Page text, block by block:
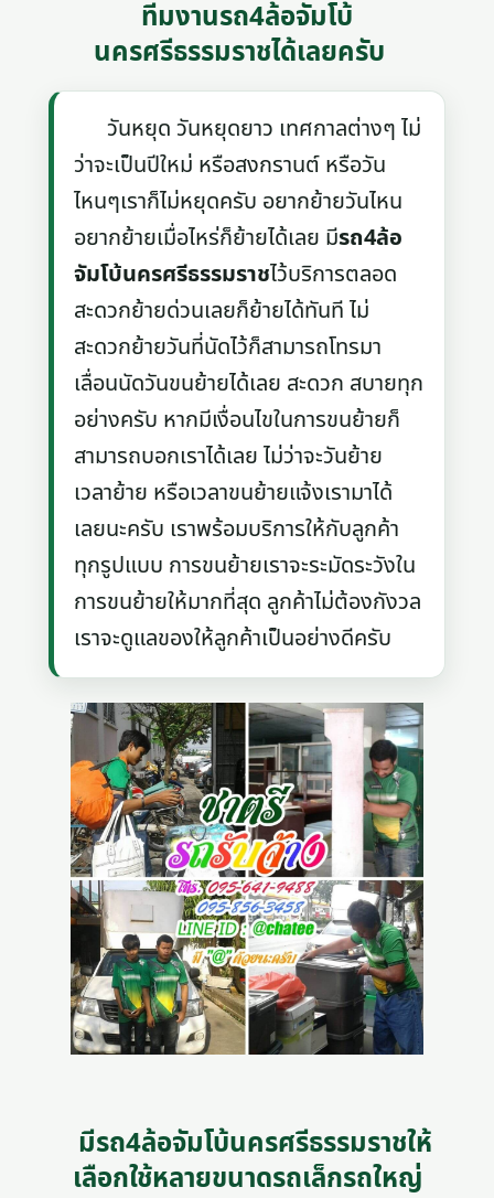
ทีมงานรถ4ล้อจัมโบ้
นครศรีธรรมราชได้เลยครับ
วันหยุด วันหยุดยาว เทศกาลต่างๆ ไม่
ว่าจะเป็นปีใหม่ หรือสงกรานต์ หรือวัน
ไหนๆเราก็ไม่หยุดครับ อยากย้ายวันไหน
อยากย้ายเมื่อไหร่ก็ย้ายได้เลย มีรถ4ล้อ
จัมโบ้นครศรีธรรมราชไว้บริการตลอด
สะดวกย้ายด่วนเลยก็ย้ายได้ทันที ไม่
สะดวกย้ายวันที่นัดไว้ก็สามารถโทรมา
เลื่อนนัดวันขนย้ายได้เลย สะดวก สบายทุก
อย่างครับ หากมีเงื่อนไขในการขนย้ายก็
สามารถบอกเราได้เลย ไม่ว่าจะวันย้าย
เวลาย้าย หรือเวลาขนย้ายแจ้งเรามาได้
เลยนะครับ เราพร้อมบริการให้กับลูกค้า
ทุกรูปแบบ การขนย้ายเราจะระมัดระวังใน
การขนย้ายให้มากที่สุด ลูกค้าไม่ต้องกังวล
เราจะดูแลของให้ลูกค้าเป็นอย่างดีครับ
มีรถ4ล้อจัมโบ้นครศรีธรรมราชให้
เลือกใช้หลายขนาดรถเล็กรถใหญ่